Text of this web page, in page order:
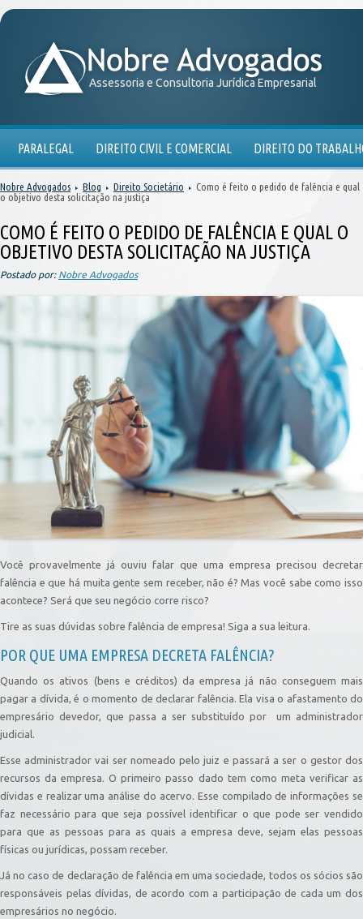
Nobre Advogados Blog Direito Societário
Como é feito o pedido de falência e qual
o objetivo desta solicitação na justiça
COMO É FEITO O PEDIDO DE FALÊNCIA E QUAL O
OBJETIVO DESTA SOLICITAÇÃO NA JUSTIÇA
Postado por: Nobre Advogados
Você provavelmente já ouviu falar que uma empresa precisou decretar
falência e que há muita gente sem receber, não é? Mas você sabe como isso
acontece? Será que seu negócio corre risco?
Tire as suas dúvidas sobre falência de empresa! Siga a sua leitura.
POR QUE UMA EMPRESA DECRETA FALÊNCIA?
Quando os ativos (bens e créditos) da empresa já não conseguem mais
pagar a dívida, é o momento de declarar falência. Ela visa o afastamento do
empresário devedor, que passa a ser substituído por um administrador
judicial.
Esse administrador vai ser nomeado pelo juiz e passará a ser o gestor dos
recursos da empresa. O primeiro passo dado tem como meta verificar as
dívidas e realizar uma análise do acervo. Esse compilado de informações se
faz necessário para que seja possível identificar o que pode ser vendido
para que as pessoas para as quais a empresa deve, sejam elas pessoas
físicas ou jurídicas, possam receber.
Já no caso de declaração de falência em uma sociedade, todos os sócios são
responsáveis pelas dívidas, de acordo com a participação de cada um dos
empresários no negócio.
Assessoria e Consultoria Jurídica Empresarial
PARALEGAL DIREITO CIVIL E COMERCIAL DIREITO DO